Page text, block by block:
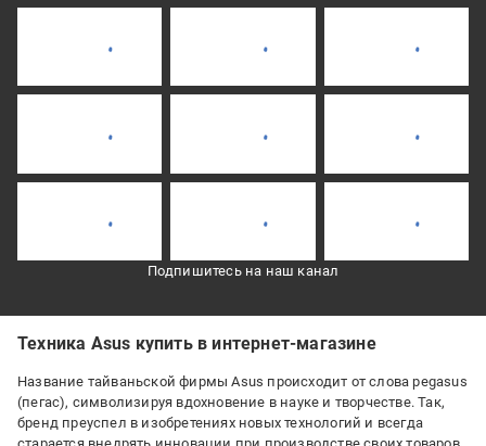
Подпишитесь на наш канал
Техника Asus купить в интернет-магазине
Название тайваньской фирмы Asus происходит от слова pegasus
(пегас), символизируя вдохновение в науке и творчестве. Так,
бренд преуспел в изобретениях новых технологий и всегда